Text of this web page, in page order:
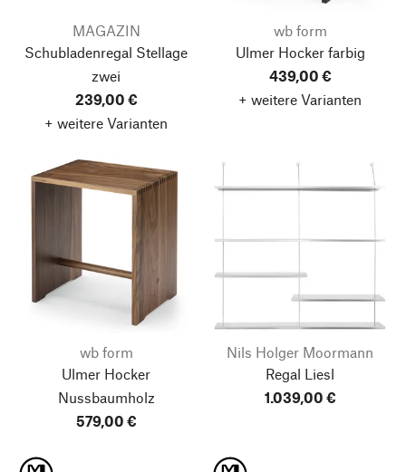
MAGAZIN
Schubladenregal Stellage
zwei
239,00 €
+ weitere Varianten
wb form
Ulmer Hocker farbig
439,00 €
+ weitere Varianten
wb form
Ulmer Hocker
Nussbaumholz
579,00 €
Nils Holger Moormann
Regal Liesl
1.039,00 €